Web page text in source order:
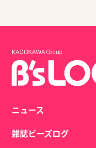
KADOKAWA Group
ニュース
雑誌ビーズログ